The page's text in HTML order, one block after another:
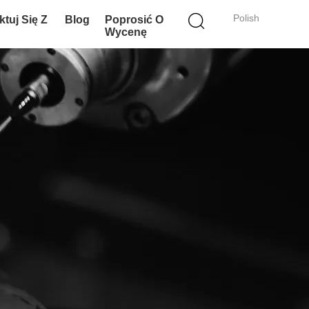
Polish
Się Z
Blog
Poprosić O
Wycenę